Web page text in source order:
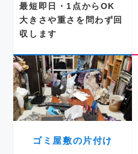
最短即日・1点からOK
大きさや重さを問わず回
収します
ゴミ屋敷の片付け